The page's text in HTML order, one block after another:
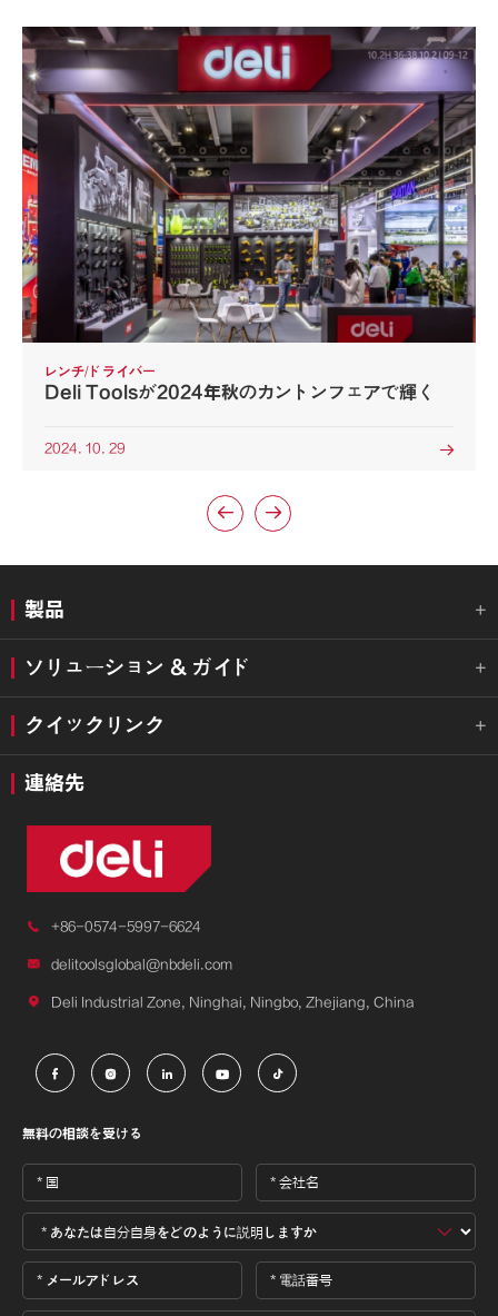
レンチ/ドライバー
Deli Toolsが2024年秋のカントンフェアで輝く
2024. 10. 29 
 
製品 
ソリューション & ガイド 
クイックリンク 
連絡先
 +86-0574-5997-6624
 delitoolsglobal@nbdeli.com
 Deli Industrial Zone, Ninghai, Ningbo, Zhejiang, China
    
無料の相談を受ける